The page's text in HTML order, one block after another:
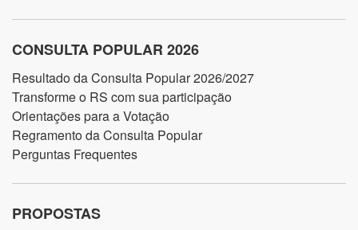
CONSULTA POPULAR 2026
Resultado da Consulta Popular 2026/2027
Transforme o RS com sua participação
Orientações para a Votação
Regramento da Consulta Popular
Perguntas Frequentes
PROPOSTAS